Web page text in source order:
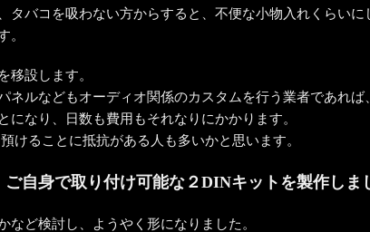
タバコを吸わない方からすると、不便な小物入れくらい
。
移設します。
ルなどもオーディオ関係のカスタムを行う業者であれば
なり、日数も費用もそれなりにかかります。
けることに抵抗がある人も多いかと思います。
自身で取り付け可能な２DINキットを製作しま
ど検討し、ようやく形になりました。